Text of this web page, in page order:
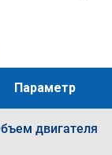
Параметр
двигателя